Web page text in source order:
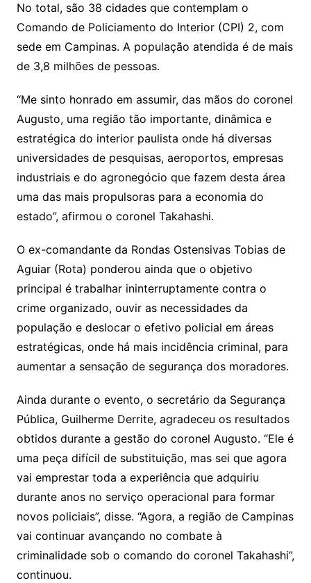
No total, são 38 cidades que contemplam o
Comando de Policiamento do Interior (CPI) 2, com
sede em Campinas. A população atendida é de mais
de 3,8 milhões de pessoas.
“Me sinto honrado em assumir, das mãos do coronel
Augusto, uma região tão importante, dinâmica e
estratégica do interior paulista onde há diversas
universidades de pesquisas, aeroportos, empresas
industriais e do agronegócio que fazem desta área
uma das mais propulsoras para a economia do
estado”, afirmou o coronel Takahashi.
O ex-comandante da Rondas Ostensivas Tobias de
Aguiar (Rota) ponderou ainda que o objetivo
principal é trabalhar ininterruptamente contra o
crime organizado, ouvir as necessidades da
população e deslocar o efetivo policial em áreas
estratégicas, onde há mais incidência criminal, para
aumentar a sensação de segurança dos moradores.
Ainda durante o evento, o secretário da Segurança
Pública, Guilherme Derrite, agradeceu os resultados
obtidos durante a gestão do coronel Augusto. “Ele é
uma peça difícil de substituição, mas sei que agora
vai emprestar toda a experiência que adquiriu
durante anos no serviço operacional para formar
novos policiais”, disse. “Agora, a região de Campinas
vai continuar avançando no combate à
criminalidade sob o comando do coronel Takahashi”,
continuou.